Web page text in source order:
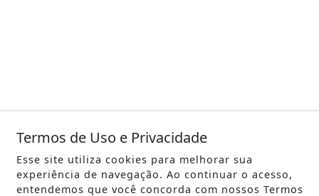
Termos de Uso e Privacidade
Esse site utiliza cookies para melhorar sua
experiência de navegação. Ao continuar o acesso,
entendemos que você concorda com nossos Termos